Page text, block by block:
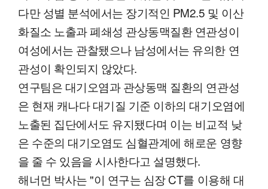
다만 성별 분석에서는 장기적인 PM2.5 및 이산
화질소 노출과 폐쇄성 관상동맥질환 연관성이
여성에서는 관찰됐으나 남성에서는 유의한 연
관성이 확인되지 않았다.
연구팀은 대기오염과 관상동맥 질환의 연관성
은 현재 캐나다 대기질 기준 이하의 대기오염에
노출된 집단에서도 유지됐다며 이는 비교적 낮
은 수준의 대기오염도 심혈관계에 해로운 영향
을 줄 수 있음을 시사한다고 설명했다.
해너먼 박사는 "이 연구는 심장 CT를 이용해 대